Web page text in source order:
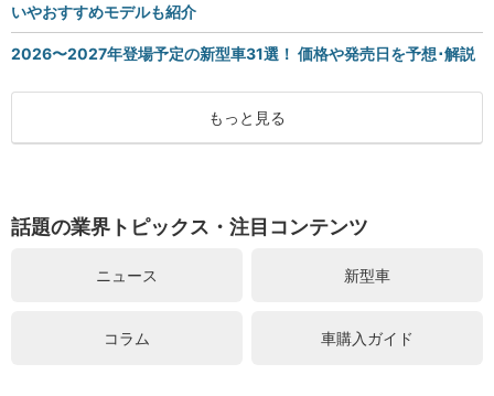
いやおすすめモデルも紹介
2026〜2027年登場予定の新型車31選！ 価格や発売日を予想･解説
もっと見る
話題の業界トピックス・注目コンテンツ
ニュース 新型車
コラム 車購入ガイド